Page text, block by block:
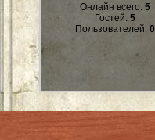
Онлайн всего: 5
Гостей: 5
Пользователей: 0